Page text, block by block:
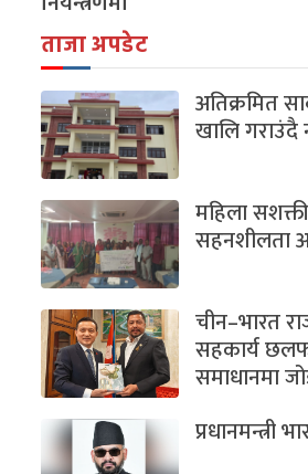
ताजा अपडेट
अतिक्रमित
खालि गराउंदै
महिला
सहनशीलता
चीन–भारत
सहकार्य
समाधानमा
प्रधानमन्त्री